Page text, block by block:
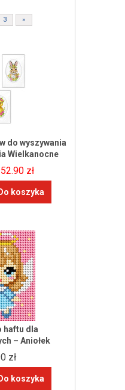
3 »
do wyszywania
Wielkanocne
52.90 zł
haftu dla
– Aniołek
zł